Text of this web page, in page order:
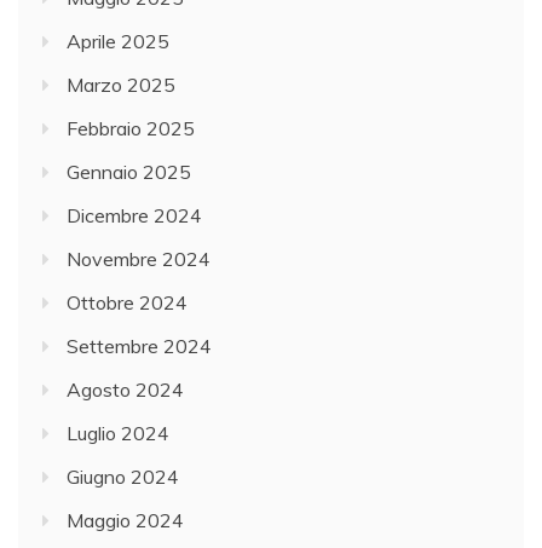
Aprile 2025
Marzo 2025
Febbraio 2025
Gennaio 2025
Dicembre 2024
Novembre 2024
Ottobre 2024
Settembre 2024
Agosto 2024
Luglio 2024
Giugno 2024
Maggio 2024